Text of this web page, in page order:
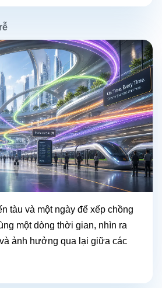
tàu và một ngày để xếp chồng
một dòng thời gian, nhìn ra
ảnh hưởng qua lại giữa các